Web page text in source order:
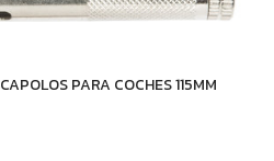
PARA COCHES 115MM